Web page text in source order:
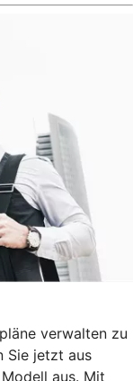
verwalten zu
Sie jetzt aus
aus. Mit